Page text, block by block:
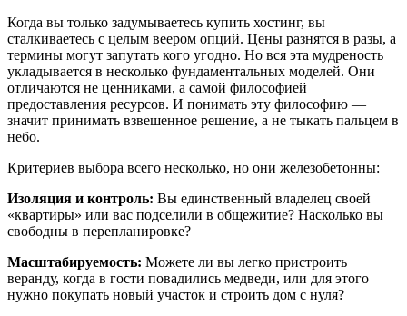
Когда вы только задумываетесь купить хостинг, вы
сталкиваетесь с целым веером опций. Цены разнятся в разы, а
термины могут запутать кого угодно. Но вся эта мудреность
укладывается в несколько фундаментальных моделей. Они
отличаются не ценниками, а самой философией
предоставления ресурсов. И понимать эту философию —
значит принимать взвешенное решение, а не тыкать пальцем в
небо.
Критериев выбора всего несколько, но они железобетонны:
Изоляция и контроль: Вы единственный владелец своей
«квартиры» или вас подселили в общежитие? Насколько вы
свободны в перепланировке?
Масштабируемость: Можете ли вы легко пристроить
веранду, когда в гости повадились медведи, или для этого
нужно покупать новый участок и строить дом с нуля?